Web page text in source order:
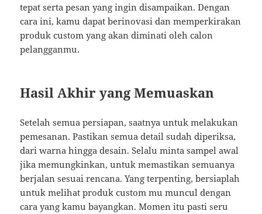
tepat serta pesan yang ingin disampaikan. Dengan
cara ini, kamu dapat berinovasi dan memperkirakan
produk custom yang akan diminati oleh calon
pelangganmu.
Hasil Akhir yang Memuaskan
Setelah semua persiapan, saatnya untuk melakukan
pemesanan. Pastikan semua detail sudah diperiksa,
dari warna hingga desain. Selalu minta sampel awal
jika memungkinkan, untuk memastikan semuanya
berjalan sesuai rencana. Yang terpenting, bersiaplah
untuk melihat produk custom mu muncul dengan
cara yang kamu bayangkan. Momen itu pasti seru